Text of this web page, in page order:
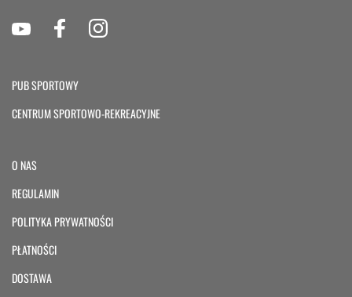
PUB SPORTOWY
CENTRUM SPORTOWO-REKREACYJNE
O NAS
REGULAMIN
POLITYKA PRYWATNOŚCI
PŁATNOŚCI
DOSTAWA